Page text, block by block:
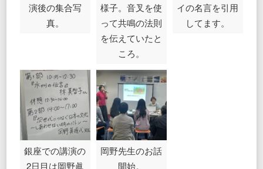
演後の集合写
真。
様子。音叉を使
って共鳴の法則
を伝えていたと
ころ。
イの名言を引用
してます。
銀座での講演の
2日目は岡野眞
岡野先生のお話
開始。